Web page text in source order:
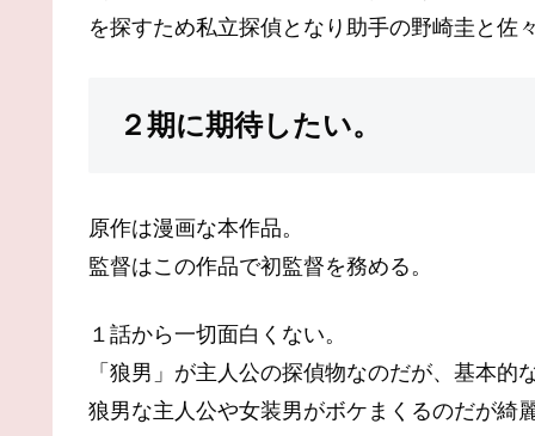
を探すため私立探偵となり助手の野崎圭と佐
２期に期待したい。
原作は漫画な本作品。
監督はこの作品で初監督を務める。
１話から一切面白くない。
「狼男」が主人公の探偵物なのだが、基本的
狼男な主人公や女装男がボケまくるのだが綺